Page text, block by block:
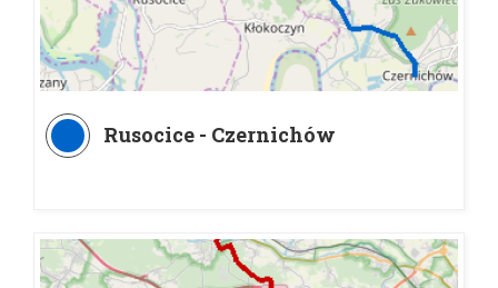
Rusocice - Czernichów